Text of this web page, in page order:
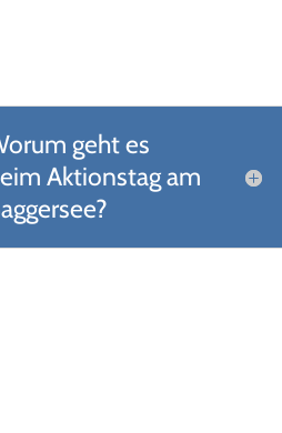
geht es
Aktionstag am